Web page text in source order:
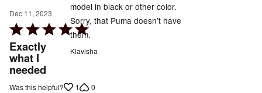
Dec 11, 2023
Rated
5
out
of
5
Exactly
what I
needed
model in black or other color.
Sorry, that Puma doesn’t have
them.
Klavisha
Was this helpful? 1 0